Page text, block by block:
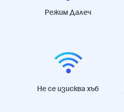
Режим Далеч
Не се изисква хъб